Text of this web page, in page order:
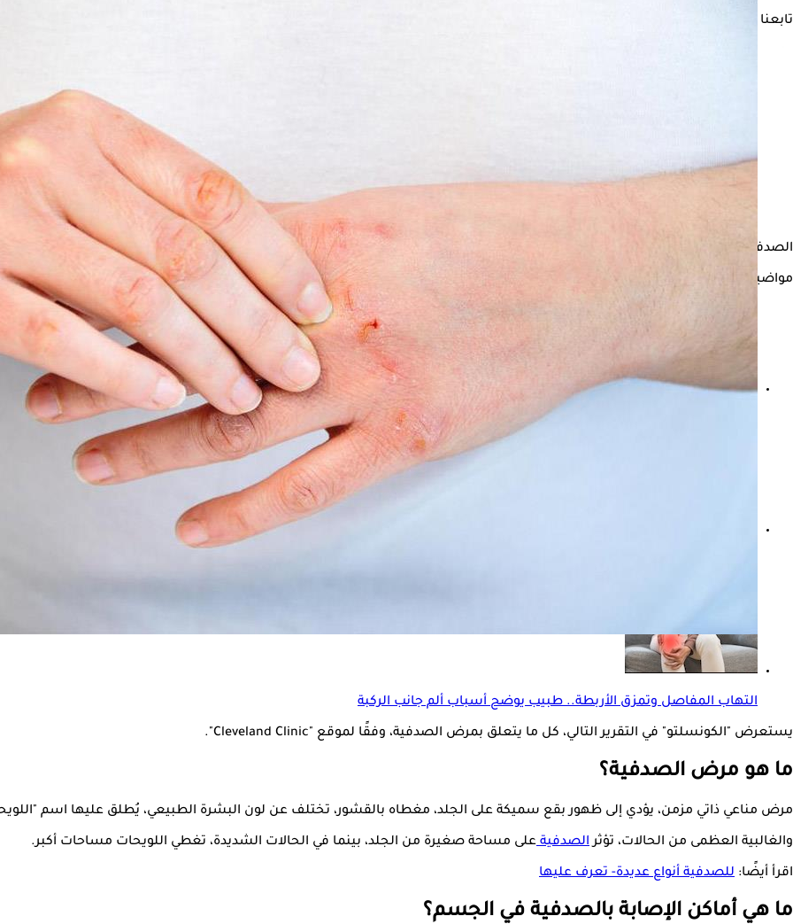
تابعنا على
الصدفية من التي تصيب الجلد. يمكن اكتشاف الإصابة به عن طريق بعض الأعراض، فما هي أسبابه؟ وهل قابل
مواضيع ذات صلة
هل يرفع التهاب المفاصل الروماتويدي خطر فشل القلب؟ دراسة تكشف مفاجأة
التهاب المفاصل وتمزق الأربطة.. طبيب يوضح أسباب ألم جانب الركبة
يستعرض "الكونسلتو" في التقرير التالي، كل ما يتعلق بمرض الصدفية، وفقًا لموقع "Cleveland Clinic".
ما هو مرض الصدفية؟
مرض مناعي ذاتي مزمن، يؤدي إلى ظهور بقع سميكة على الجلد، مغطاه بالقشور، تختلف عن لون البشرة الطبيعي، يُطلق عليها اسم
والغالبية العظمى من الحالات، تؤثرالصدفيةعلى مساحة صغيرة من الجلد، بينما في الحالات الشديدة، تغطي اللويحات مساحات أكبر.
اقرأ أيضًا: للصدفية أنواع عديدة- تعرف عليها
ما هي أماكن الإصابة بالصدفية في الجسم؟